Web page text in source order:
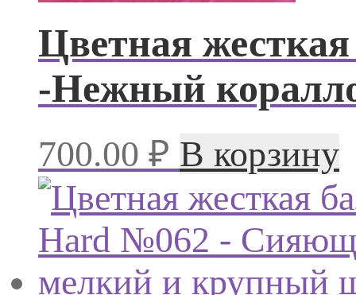
Цветная
-Нежный
700.00 ₽ В корзину